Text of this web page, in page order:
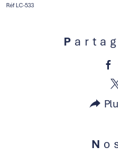
Réf LC-533